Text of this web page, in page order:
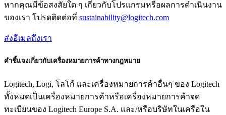
หากคุณมีข้อสงสัยใด ๆ เกี่ยวกับโปรแกรมหรือผลการดำเนินงาน
ของเรา โปรดติดต่อที่ sustainability@logitech.com
ส่งอีเมลถึงเรา
คำชี้แจงเกี่ยวกับเครื่องหมายการค้าทางกฎหมาย
Logitech, Logi, โลโก้ และเครื่องหมายการค้าอื่นๆ ของ Logitech
ทั้งหมดเป็นเครื่องหมายการค้าหรือเครื่องหมายการค้าจด
ทะเบียนของ Logitech Europe S.A. และ/หรือบริษัทในเครือใน